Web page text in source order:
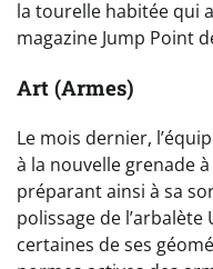
la tourelle habitée qui
magazine Jump Point
Art (Armes)
Le mois dernier,
à la nouvelle grenade
préparant ainsi à sa
polissage de
certaines de ses